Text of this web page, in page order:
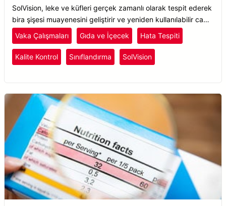
SolVision, leke ve küfleri gerçek zamanlı olarak tespit ederek
bira şişesi muayenesini geliştirir ve yeniden kullanılabilir cam
şişelerde hassas kusur tespiti sağlar.
Vaka Çalışmaları Gıda ve İçecek Hata Tespiti
Kalite Kontrol Sınıflandırma SolVision